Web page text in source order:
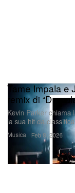
Musica
Tame Impala e
remix di
Kevin Parker chiama
la sua hit da
Feb 8, 2026